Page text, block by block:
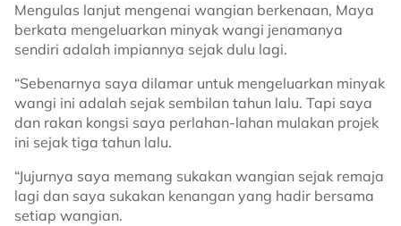
Mengulas lanjut mengenai wangian berkenaan, Maya
berkata mengeluarkan minyak wangi jenamanya
sendiri adalah impiannya sejak dulu lagi.
“Sebenarnya saya dilamar untuk mengeluarkan minyak
wangi ini adalah sejak sembilan tahun lalu. Tapi saya
dan rakan kongsi saya perlahan-lahan mulakan projek
ini sejak tiga tahun lalu.
“Jujurnya saya memang sukakan wangian sejak remaja
lagi dan saya sukakan kenangan yang hadir bersama
setiap wangian.